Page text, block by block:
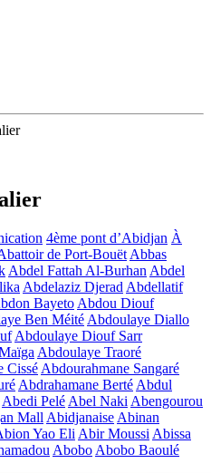
4ème pont d’Abidjan À
de Port-Bouët Abbas
Abdel Fattah Al-Burhan Abdel
Abdelaziz Djerad Abdellatif
Bayeto Abdou Diouf
Ben Méité Abdoulaye Diallo
Abdoulaye Diouf Sarr
Abdoulaye Traoré
Cissé Abdourahmane Sangaré
Abdrahamane Berté Abdul
Abedi Pelé Abel Naki Abengourou
Mall Abidjanaise Abinan
Yao Eli Abir Moussi Abissa
Abobo Abobo Baoulé